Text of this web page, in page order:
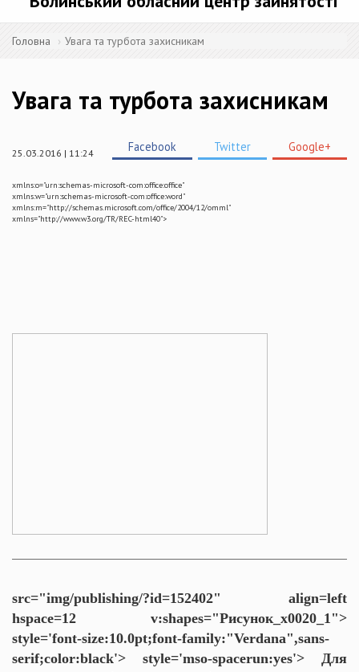
Головна Увага та турбота захисникам
Увага та турбота захисникам
25.03.2016 | 11:24 Facebook Twitter Google+
xmlns:o="urn:schemas-microsoft-com:office:office"
xmlns:w="urn:schemas-microsoft-com:office:word"
xmlns:m="http://schemas.microsoft.com/office/2004/12/omml"
xmlns="http://www.w3.org/TR/REC-html40">
src="img/publishing/?id=152402" align=left
hspace=12 v:shapes="Рисунок_x0020_1">
style='font-size:10.0pt;font-family:"Verdana",sans-
serif;color:black'> style='mso-spacerun:yes'> Для